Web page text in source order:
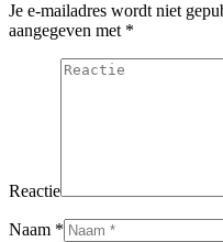
Je e-mailadres wordt niet
aangegeven met *
Reactie
Naam *